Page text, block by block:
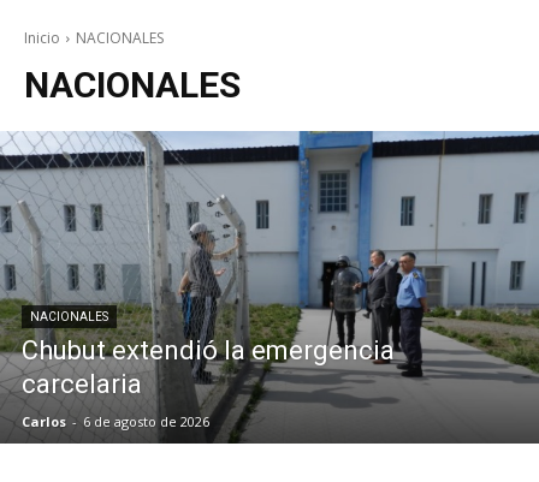
Inicio NACIONALES
NACIONALES
NACIONALES
Chubut extendió la emergencia
carcelaria
Carlos - 6 de agosto de 2026